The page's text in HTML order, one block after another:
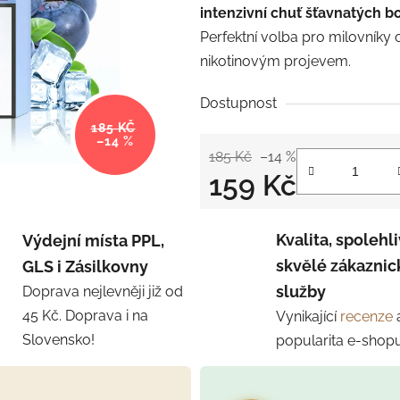
intenzivní chuť šťavnatých
Perfektní volba pro milovníky
nikotinovým projevem.
Dostupnost
185 Kč –14 %
159 Kč
185 KČ
–14 %
Výdejní místa PPL,
GLS i Zásilkovny
Doprava nejlevněji již od
45 Kč. Doprava i na
Slovensko!
Kvalita,
skvělé
služby
Vynikající recenze
popularita e-